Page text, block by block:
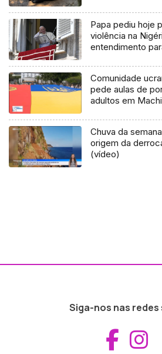
Papa pediu hoje
violência na
entendimento
Comunidade
pede aulas de
adultos em
Chuva da
origem da
(vídeo)
Siga-nos nas redes